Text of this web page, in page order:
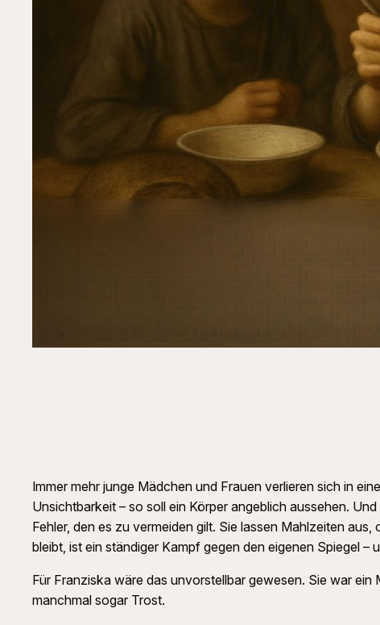
Immer mehr junge Mädchen und Frauen verlieren sich in
Unsichtbarkeit – so soll ein Körper angeblich aussehen.
Fehler, den es zu vermeiden gilt. Sie lassen Mahlzeiten
bleibt, ist ein ständiger Kampf gegen den eigenen Spiegel –
Für Franziska wäre das unvorstellbar gewesen. Sie war
manchmal sogar Trost.